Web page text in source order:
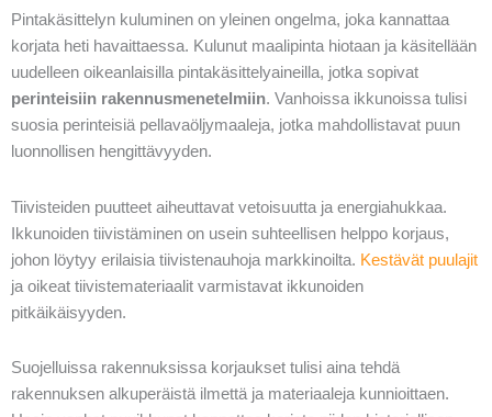
Pintakäsittelyn kuluminen on yleinen ongelma, joka kannattaa
korjata heti havaittaessa. Kulunut maalipinta hiotaan ja käsitellään
uudelleen oikeanlaisilla pintakäsittelyaineilla, jotka sopivat
perinteisiin rakennusmenetelmiin. Vanhoissa ikkunoissa tulisi
suosia perinteisiä pellavaöljymaaleja, jotka mahdollistavat puun
luonnollisen hengittävyyden.
Tiivisteiden puutteet aiheuttavat vetoisuutta ja energiahukkaa.
Ikkunoiden tiivistäminen on usein suhteellisen helppo korjaus,
johon löytyy erilaisia tiivistenauhoja markkinoilta. Kestävät puulajit
ja oikeat tiivistemateriaalit varmistavat ikkunoiden
pitkäikäisyyden.
Suojelluissa rakennuksissa korjaukset tulisi aina tehdä
rakennuksen alkuperäistä ilmettä ja materiaaleja kunnioittaen.